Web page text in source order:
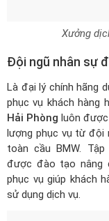
Xưởng
Đội ngũ nhân sự
Là đại lý chính hãng
phục vụ khách hàng
Hải Phòng luôn
lượng phục vụ từ đội
toàn cầu BMW.
được đào tạo nâng
phục vụ giúp khách
sử dụng dịch vụ.